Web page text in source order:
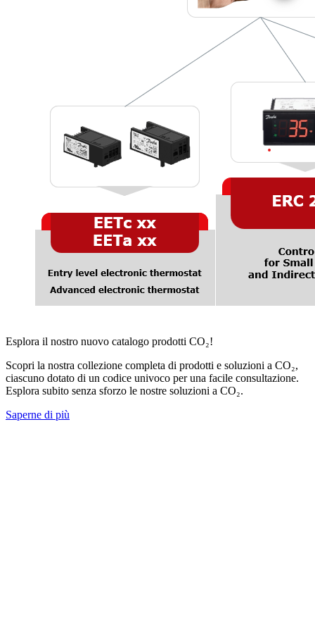
Esplora il nostro nuovo catalogo prodotti CO₂!
Scopri la nostra collezione completa di prodotti e soluzioni a CO₂,
ciascuno dotato di un codice univoco per una facile consultazione.
Esplora subito senza sforzo le nostre soluzioni a CO₂.
Saperne di più